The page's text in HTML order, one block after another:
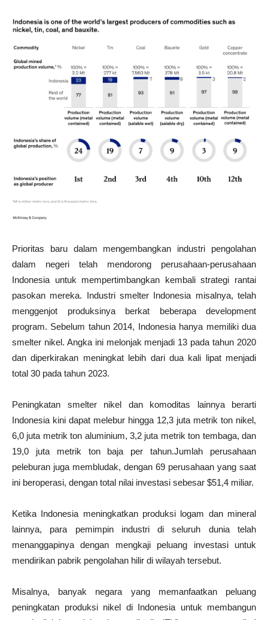
Prioritas baru dalam mengembangkan industri pengolahan
dalam negeri telah mendorong perusahaan-perusahaan
Indonesia untuk mempertimbangkan kembali strategi rantai
pasokan mereka. Industri smelter Indonesia misalnya, telah
menggenjot produksinya berkat beberapa development
program. Sebelum tahun 2014, Indonesia hanya memiliki dua
smelter nikel. Angka ini melonjak menjadi 13 pada tahun 2020
dan diperkirakan meningkat lebih dari dua kali lipat menjadi
total 30 pada tahun 2023.
Peningkatan smelter nikel dan komoditas lainnya berarti
Indonesia kini dapat melebur hingga 12,3 juta metrik ton nikel,
6,0 juta metrik ton aluminium, 3,2 juta metrik ton tembaga, dan
19,0 juta metrik ton baja per tahun.Jumlah perusahaan
peleburan juga membludak, dengan 69 perusahaan yang saat
ini beroperasi, dengan total nilai investasi sebesar $51,4 miliar.
Ketika Indonesia meningkatkan produksi logam dan mineral
lainnya, para pemimpin industri di seluruh dunia telah
menanggapinya dengan mengkaji peluang investasi untuk
mendirikan pabrik pengolahan hilir di wilayah tersebut.
Misalnya, banyak negara yang memanfaatkan peluang
peningkatan produksi nikel di Indonesia untuk membangun